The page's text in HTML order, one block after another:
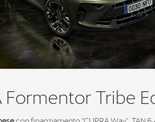
Formentor Tribe